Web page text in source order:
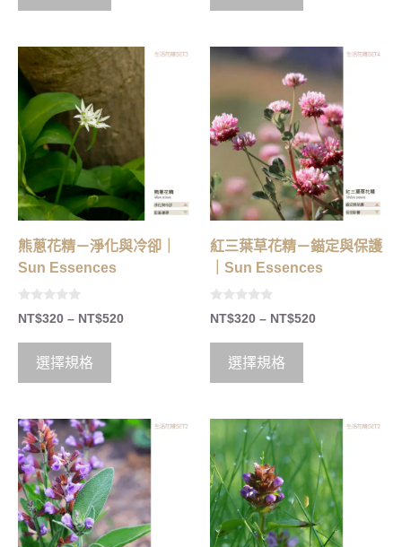
5
熊蔥花精－淨化與冷卻｜
Sun Essences
0
o
5
NT$320 – NT$520
選擇規格
紅三葉草花精－錨定與保護
｜Sun Essences
0
o
5
NT$320 – NT$520
選擇規格